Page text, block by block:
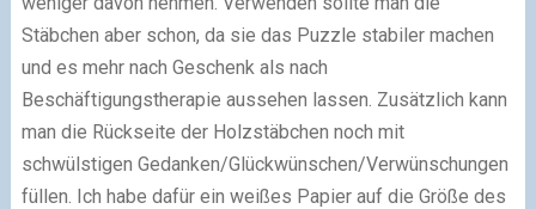
Stäbchen aber schon, da sie das Puzzle stabiler machen
und es mehr nach Geschenk als nach
Beschäftigungstherapie aussehen lassen. Zusätzlich kann
man die Rückseite der Holzstäbchen noch mit
schwülstigen Gedanken/Glückwünschen/Verwünschungen
füllen. Ich habe dafür ein weißes Papier auf die Größe des